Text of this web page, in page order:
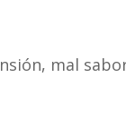
mal